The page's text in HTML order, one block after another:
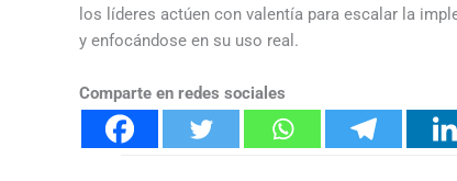
los líderes actúen con valentía para escalar la
y enfocándose en su uso real.
Comparte en redes sociales